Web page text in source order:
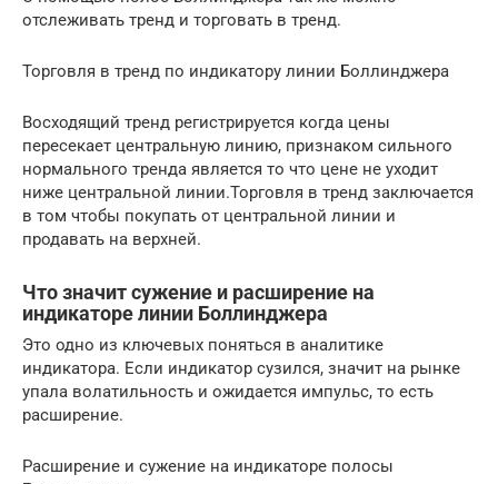
отслеживать тренд и торговать в тренд.
Торговля в тренд по индикатору линии Боллинджера
Восходящий тренд регистрируется когда цены
пересекает центральную линию, признаком сильного
нормального тренда является то что цене не уходит
ниже центральной линии.Торговля в тренд заключается
в том чтобы покупать от центральной линии и
продавать на верхней.
Что значит сужение и расширение на
индикаторе линии Боллинджера
Это одно из ключевых поняться в аналитике
индикатора. Если индикатор сузился, значит на рынке
упала волатильность и ожидается импульс, то есть
расширение.
Расширение и сужение на индикаторе полосы